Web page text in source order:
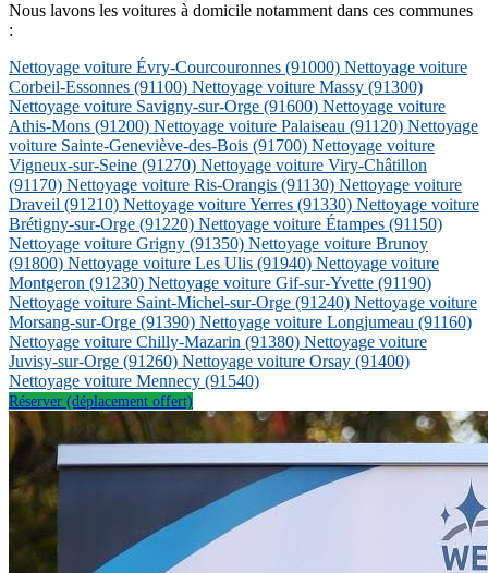
Nous lavons les voitures à domicile notamment dans ces communes
:
Nettoyage voiture Évry-Courcouronnes (91000) Nettoyage voiture
Corbeil-Essonnes (91100) Nettoyage voiture Massy (91300)
Nettoyage voiture Savigny-sur-Orge (91600) Nettoyage voiture
Athis-Mons (91200) Nettoyage voiture Palaiseau (91120) Nettoyage
voiture Sainte-Geneviève-des-Bois (91700) Nettoyage voiture
Vigneux-sur-Seine (91270) Nettoyage voiture Viry-Châtillon
(91170) Nettoyage voiture Ris-Orangis (91130) Nettoyage voiture
Draveil (91210) Nettoyage voiture Yerres (91330) Nettoyage voiture
Brétigny-sur-Orge (91220) Nettoyage voiture Étampes (91150)
Nettoyage voiture Grigny (91350) Nettoyage voiture Brunoy
(91800) Nettoyage voiture Les Ulis (91940) Nettoyage voiture
Montgeron (91230) Nettoyage voiture Gif-sur-Yvette (91190)
Nettoyage voiture Saint-Michel-sur-Orge (91240) Nettoyage voiture
Morsang-sur-Orge (91390) Nettoyage voiture Longjumeau (91160)
Nettoyage voiture Chilly-Mazarin (91380) Nettoyage voiture
Juvisy-sur-Orge (91260) Nettoyage voiture Orsay (91400)
Nettoyage voiture Mennecy (91540)
Réserver (déplacement offert)